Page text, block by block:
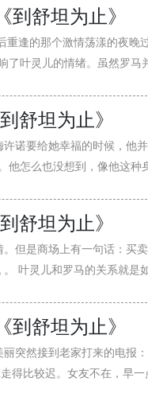
到舒坦为止》
逢的那个激情荡漾的夜
了叶灵儿的情绪。虽然罗马
舒坦为止》
诺要给她幸福的时候，他
他怎么也没想到，像他这种
舒坦为止》
但是商场上有一句话：买
叶灵儿和罗马的关系就是
到舒坦为止》
突然接到老家打来的电报
得比较迟。女友不在，早